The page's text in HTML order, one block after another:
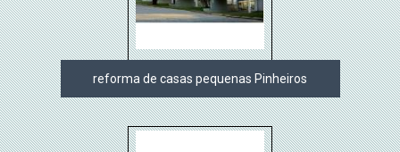
reforma de casas pequenas Pinheiros